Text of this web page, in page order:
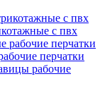
с пвх
перчатки
рабочие